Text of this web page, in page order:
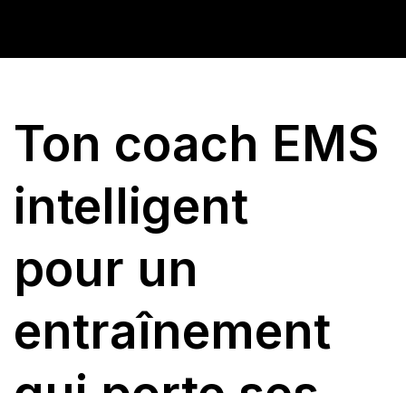
Ton coach EMS
intelligent
pour un
entraînement